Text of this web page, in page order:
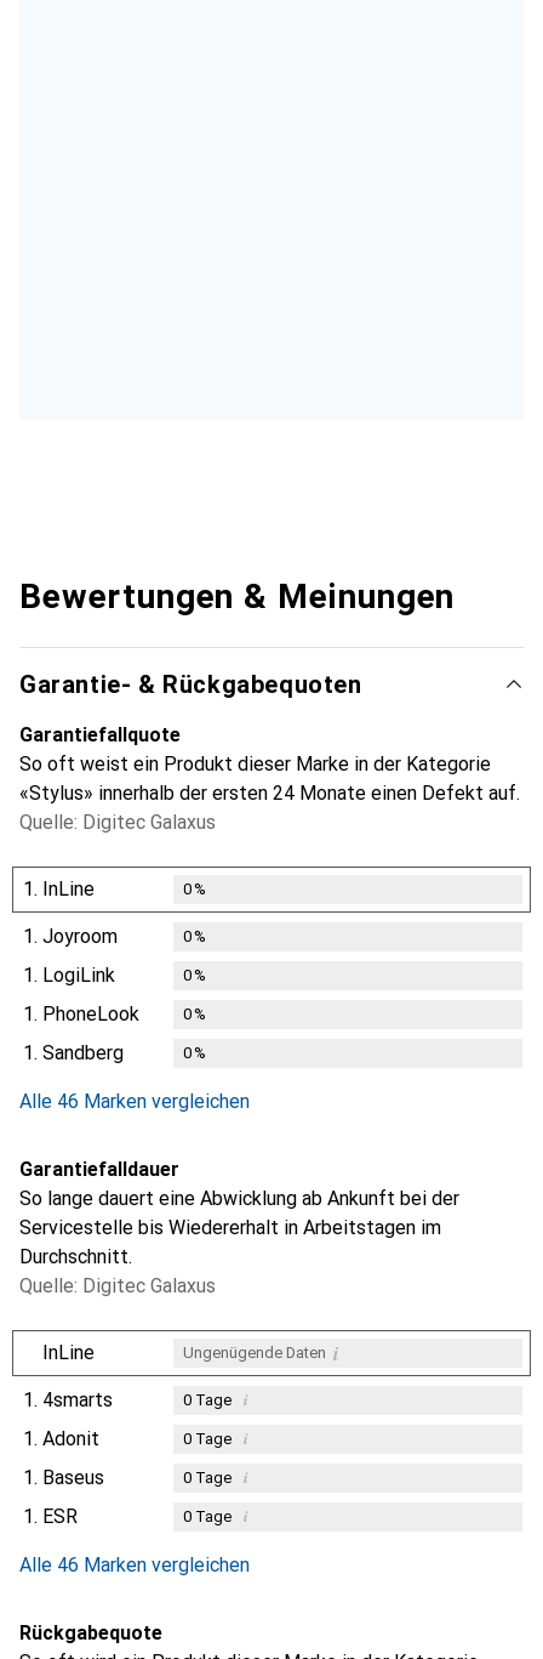
Bewertungen & Meinungen
Garantie- & Rückgabequoten
Garantiefallquote
So oft weist ein Produkt dieser Marke in der Kategorie
«Stylus» innerhalb der ersten 24 Monate einen Defekt auf.
Quelle: Digitec Galaxus
1. InLine 0%
1. Joyroom 0%
1. LogiLink 0%
1. PhoneLook 0%
1. Sandberg 0%
Alle 46 Marken vergleichen
Garantiefalldauer
So lange dauert eine Abwicklung ab Ankunft bei der
Servicestelle bis Wiedererhalt in Arbeitstagen im
Durchschnitt.
Quelle: Digitec Galaxus
InLine Ungenügende Daten i
1. 4smarts 0Tage i
1. Adonit 0Tage i
1. Baseus 0Tage i
1. ESR 0Tage i
Alle 46 Marken vergleichen
Rückgabequote